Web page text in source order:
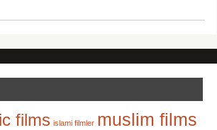
films islami filmler muslim films